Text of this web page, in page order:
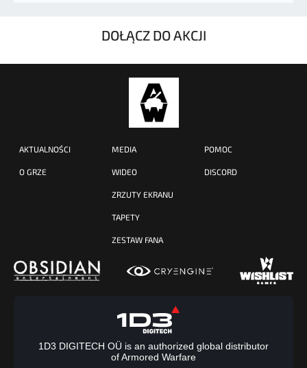
DOŁĄCZ DO AKCJI
AKTUALNOŚCI
O GRZE
MEDIA
WIDEO
ZRZUTY EKRANU
TAPETY
ZESTAW FANA
POMOC
DISCORD
1D3 DIGITECH OÜ is an authorized global distributor
of Armored Warfare